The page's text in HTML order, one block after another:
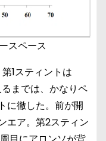
スペース
1スティントは
までは、かなりペ
に徹した。前が開
エア。第2スティン